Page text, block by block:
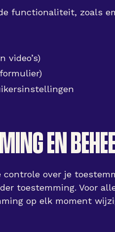
functionaliteit, zoals
video’s)
EN
controle over je
toestemming. Voor
op elk moment